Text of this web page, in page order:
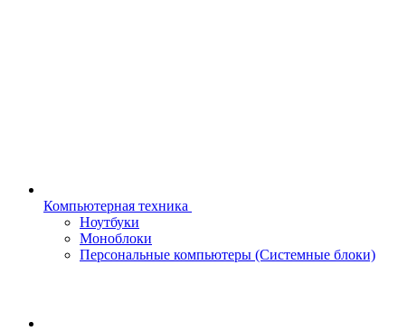
Компьютерная техника
Ноутбуки
Моноблоки
Персональные компьютеры (Системные блоки)